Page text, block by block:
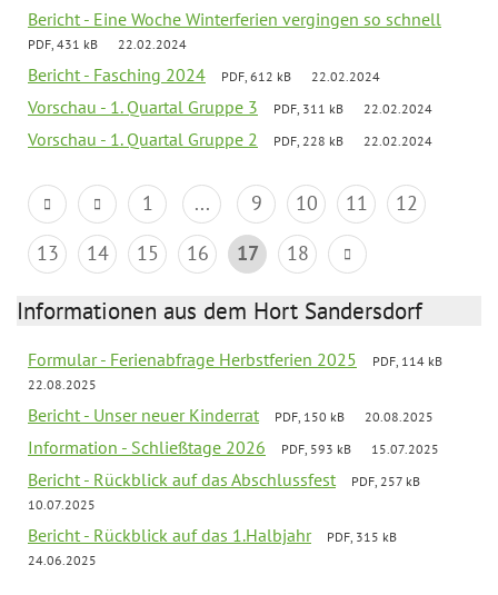
Bericht - Eine Woche Winterferien vergingen so schnell
PDF, 431 kB 22.02.2024
Bericht - Fasching 2024 PDF, 612 kB 22.02.2024
Vorschau - 1. Quartal Gruppe 3 PDF, 311 kB 22.02.2024
Vorschau - 1. Quartal Gruppe 2 PDF, 228 kB 22.02.2024
1 ... 9 10 11
12
13
14 15 16 17 18
Informationen aus dem Hort Sandersdorf
Formular - Ferienabfrage Herbstferien 2025
PDF, 114 kB
22.08.2025
Bericht - Unser neuer Kinderrat PDF, 150 kB 20.08.2025
Information - Schließtage 2026 PDF, 593 kB 15.07.2025
Bericht - Rückblick auf das Abschlussfest
PDF, 257 kB
10.07.2025
Bericht - Rückblick auf das 1.Halbjahr
PDF, 315 kB
24.06.2025